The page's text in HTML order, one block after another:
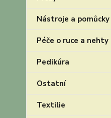
Nástroje a pomůcky
Péče o ruce a nehty
Pedikúra
Ostatní
Textilie